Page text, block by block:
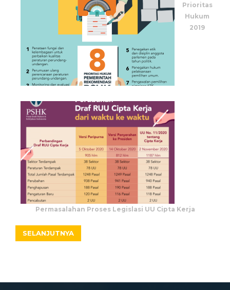
Prioritas
Hukum
2019
Permasalahan Proses Legislasi UU Cipta Kerja
SELANJUTNYA